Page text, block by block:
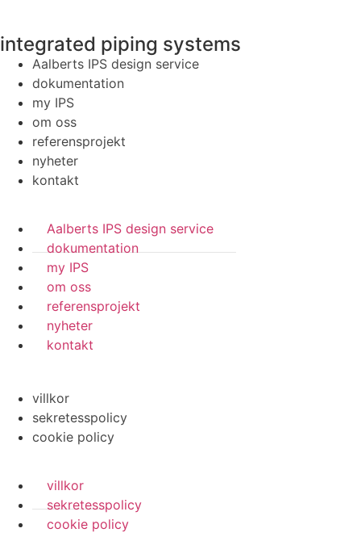
integrated piping systems
Aalberts IPS design service
dokumentation
my IPS
om oss
referensprojekt
nyheter
kontakt
Aalberts IPS design service
dokumentation
my IPS
om oss
referensprojekt
nyheter
kontakt
villkor
sekretesspolicy
cookie policy
villkor
sekretesspolicy
cookie policy